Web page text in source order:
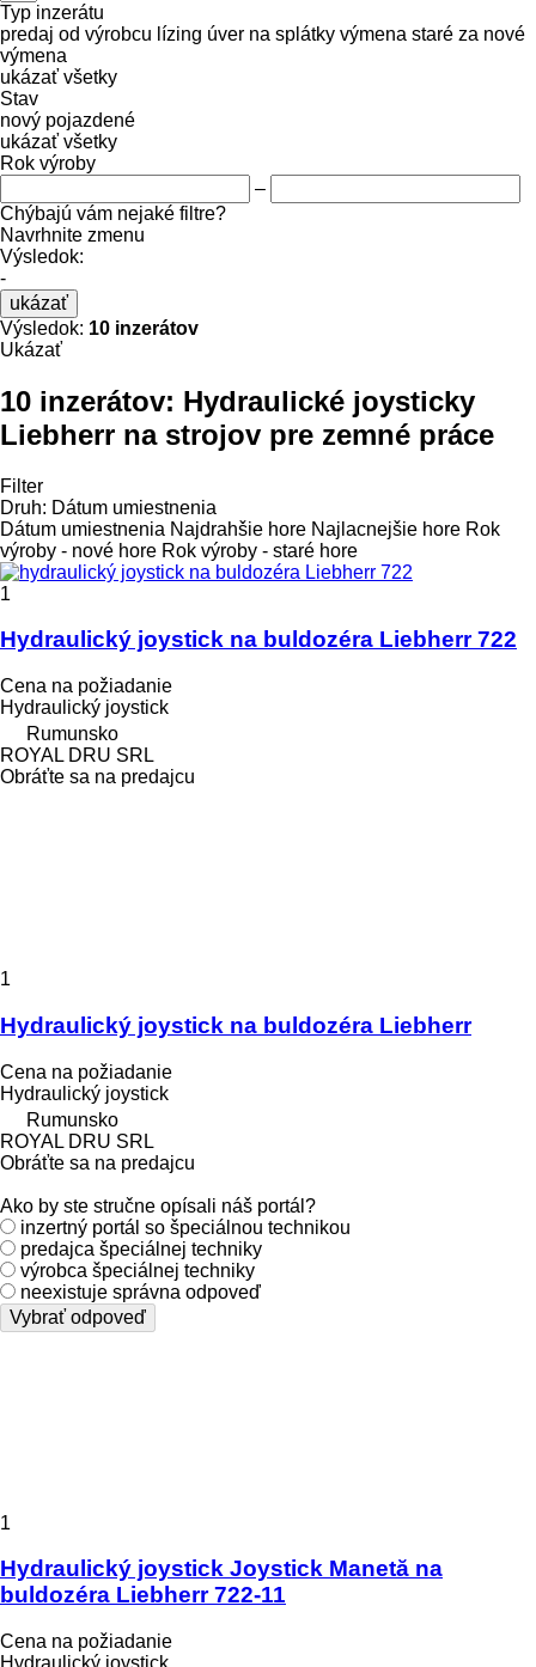
Typ inzerátu
predaj od výrobcu lízing úver na splátky výmena staré za nové
výmena
ukázať všetky
Stav
nový pojazdené
ukázať všetky
Rok výroby
–
Chýbajú vám nejaké filtre?
Navrhnite zmenu
Výsledok:
-
ukázať
Výsledok: 10 inzerátov
Ukázať
10 inzerátov: Hydraulické joysticky
Liebherr na strojov pre zemné práce
Filter
Druh: Dátum umiestnenia
Dátum umiestnenia Najdrahšie hore Najlacnejšie hore Rok
výroby - nové hore Rok výroby - staré hore
1
Hydraulický joystick na buldozéra Liebherr 722
Cena na požiadanie
Hydraulický joystick
Rumunsko
ROYAL DRU SRL
Obráťte sa na predajcu
1
Hydraulický joystick na buldozéra Liebherr
Cena na požiadanie
Hydraulický joystick
Rumunsko
ROYAL DRU SRL
Obráťte sa na predajcu
Ako by ste stručne opísali náš portál?
inzertný portál so špeciálnou technikou
predajca špeciálnej techniky
výrobca špeciálnej techniky
neexistuje správna odpoveď
Vybrať odpoveď
1
Hydraulický joystick Joystick Manetă na
buldozéra Liebherr 722-11
Cena na požiadanie
Hydraulický joystick